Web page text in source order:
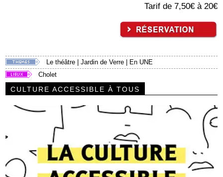
Tarif de 7,50€ à 20€
Le théâtre |Jardin de Verre
En UNE
Cholet
CULTURE ACCESSIBLE À TOUS